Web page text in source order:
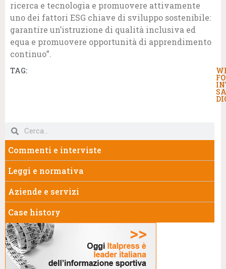
ricerca e tecnologia e promuovere attivamente
uno dei fattori ESG chiave di sviluppo sostenibile:
garantire un’istruzione di qualità inclusiva ed
equa e promuovere opportunità di apprendimento
continuo”.
TAG:
Commenti e interviste
Leggi e normativa
Aziende e servizi
Case history